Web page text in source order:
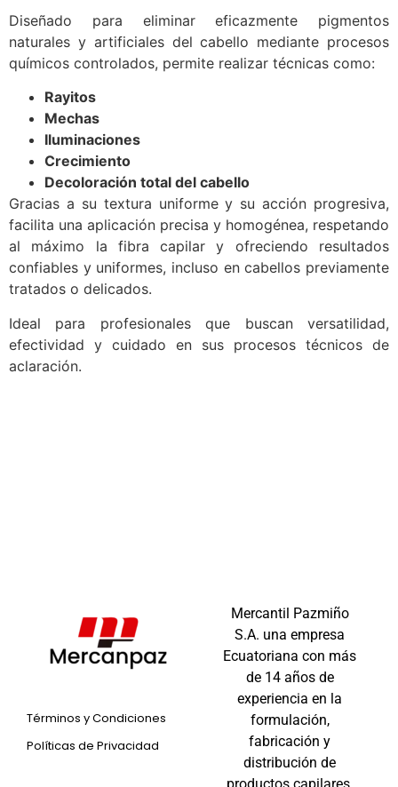
Diseñado para eliminar eficazmente pigmentos
naturales y artificiales del cabello mediante procesos
químicos controlados, permite realizar técnicas como:
Rayitos
Mechas
Iluminaciones
Crecimiento
Decoloración total del cabello
Gracias a su textura uniforme y su acción progresiva,
facilita una aplicación precisa y homogénea, respetando
al máximo la fibra capilar y ofreciendo resultados
confiables y uniformes, incluso en cabellos previamente
tratados o delicados.
Ideal para profesionales que buscan versatilidad,
efectividad y cuidado en sus procesos técnicos de
aclaración.
Mercantil Pazmiño
S.A. una empresa
Ecuatoriana con más
de 14 años de
experiencia en la
formulación,
fabricación y
distribución de
Términos y Condiciones
Políticas de Privacidad